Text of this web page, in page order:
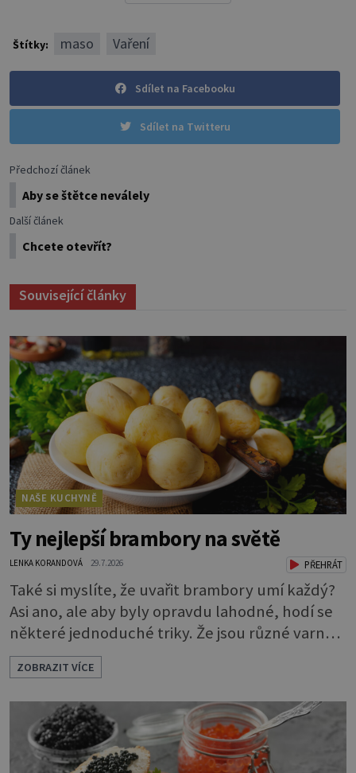
Štítky: maso Vaření
Sdílet na Facebooku
Sdílet na Twitteru
Předchozí článek
Aby se štětce neválely
Další článek
Chcete otevřít?
Související články
NAŠE KUCHYNĚ
Ty nejlepší brambory na světě
LENKA KORANDOVÁ 29.7.2026 PŘEHRÁT
Také si myslíte, že uvařit brambory umí každý?
Asi ano, ale aby byly opravdu lahodné, hodí se
některé jednoduché triky. Že jsou různé varné
typy od A, tedy na saláty, po D na kaši, určitě
víte, takže vyberete podle toho, co chcete
právě uvařit. Vařte správně Spousta lidí vaří
brambory tak, že nalijí do hrnce vodu, osolí ji,
přidají brambory nakrájené na kousky a dají
vařit. Brambor
ZOBRAZIT VÍCE